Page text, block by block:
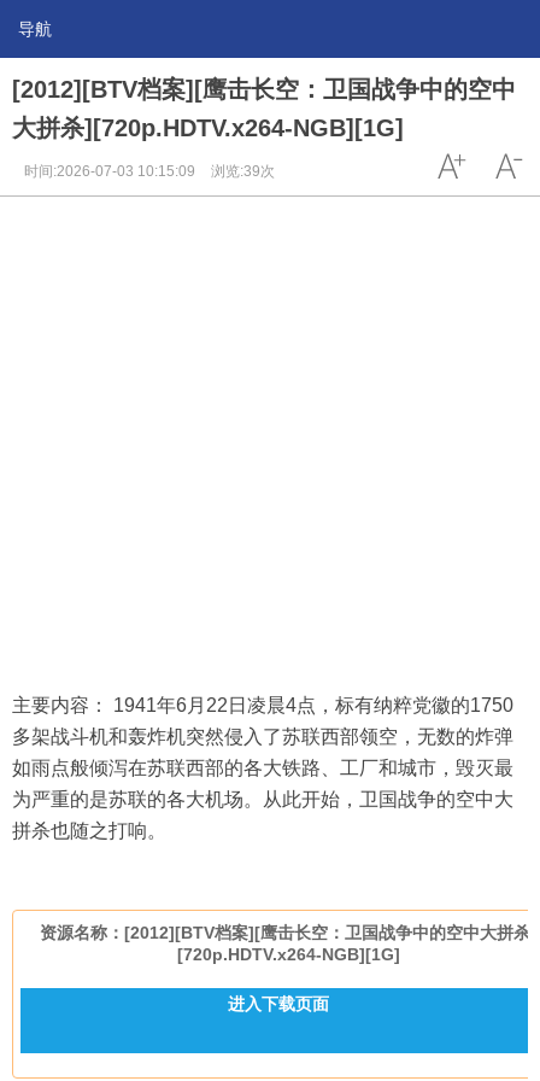
导航
[2012][BTV档案][鹰击长空：卫国战争中的空中
大拼杀][720p.HDTV.x264-NGB][1G]
时间:2026-07-03 10:15:09 浏览:39次
主要内容： 1941年6月22日凌晨4点，标有纳粹党徽的1750
多架战斗机和轰炸机突然侵入了苏联西部领空，无数的炸弹
如雨点般倾泻在苏联西部的各大铁路、工厂和城市，毁灭最
为严重的是苏联的各大机场。从此开始，卫国战争的空中大
拼杀也随之打响。
资源名称：[2012][BTV档案][鹰击长空：卫国战争中的空中大拼杀]
[720p.HDTV.x264-NGB][1G]
进入下载页面